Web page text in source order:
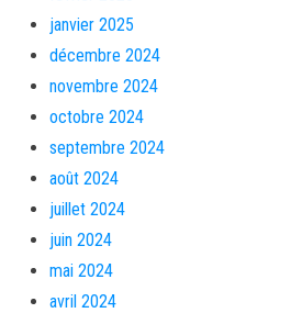
janvier 2025
décembre 2024
novembre 2024
octobre 2024
septembre 2024
août 2024
juillet 2024
juin 2024
mai 2024
avril 2024